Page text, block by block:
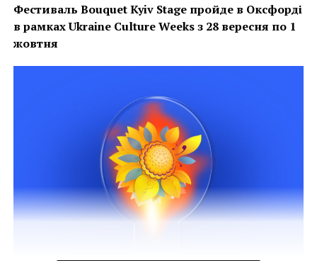
пристально зрю, зря отделяюсь от самого себя и во
мраке поэтической свободы присоединяюсь к
слепому истоку творения. В этом опыте изгнания и
отделения упираюсь в «ничто», чистое отсутствие.
Это «ничто» и дозволяет трансцендентальную
редукцию. Трансцендентальная редукция и
обращает наше внимание на это «ничто», в котором
виден «исток мира».
Юрий Шеин принадлежит к тому типу художников-
Фестиваль Bouquet Kyiv Stage пройде в Оксфорді
в рамкахUkraine Culture Weeks з 28 вересня по 1
жовтня